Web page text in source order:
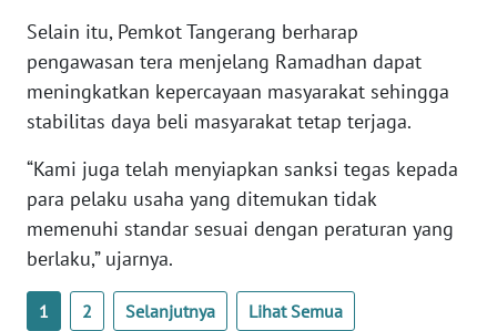
Selain itu, Pemkot Tangerang berharap
pengawasan tera menjelang Ramadhan dapat
meningkatkan kepercayaan masyarakat sehingga
stabilitas daya beli masyarakat tetap terjaga.
“Kami juga telah menyiapkan sanksi tegas kepada
para pelaku usaha yang ditemukan tidak
memenuhi standar sesuai dengan peraturan yang
berlaku,” ujarnya.
1 2 Selanjutnya Lihat Semua
NTB
WN
SULTENG
WN
SULBAR
WN